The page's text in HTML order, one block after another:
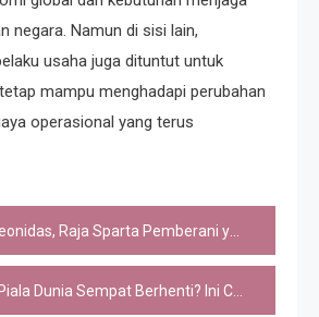
negara. Namun di sisi lain,
usaha juga dituntut untuk
mampu menghadapi perubahan
operasional yang terus
Raja Sparta Pemberani yang Memilih Bertahan Bersama 300 Prajuritnya
Sempat Berhenti? Ini Cerita di Balik Perang Dunia